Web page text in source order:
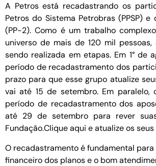
A Petros está recadastrando os
Petros do Sistema Petrobras (PPSP)
(PP-2). Como é um trabalho
universo de mais de 120 mil
sendo realizada em etapas. Em 1° de
período de recadastramento dos
prazo para que esse grupo atualize
vai até 15 de setembro. Em paralelo,
período de recadastramento dos
até 29 de setembro para rever
Fundação.Clique aqui e atualize os
O recadastramento é fundamental
financeiro dos planos e o bom